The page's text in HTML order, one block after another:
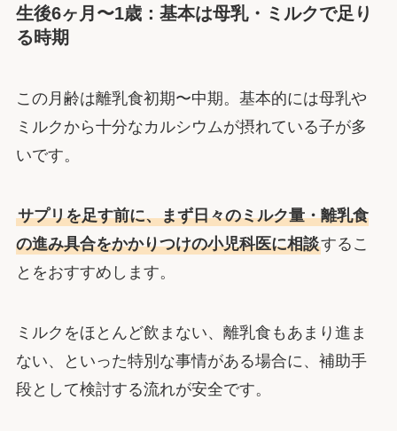
生後6ヶ月〜1歳：基本は母乳・ミルクで足り
る時期
この月齢は離乳食初期〜中期。基本的には母乳や
ミルクから十分なカルシウムが摂れている子が多
いです。
サプリを足す前に、まず日々のミルク量・離乳食
の進み具合をかかりつけの小児科医に相談するこ
とをおすすめします。
ミルクをほとんど飲まない、離乳食もあまり進ま
ない、といった特別な事情がある場合に、補助手
段として検討する流れが安全です。